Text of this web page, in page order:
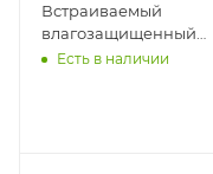
Встраиваемый
влагозащищенный
светильник, IP65, до 10
Есть в наличии